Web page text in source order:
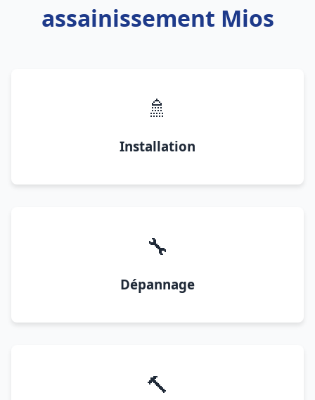
assainissement Mios
🚿
Installation
🔧
Dépannage
🔨